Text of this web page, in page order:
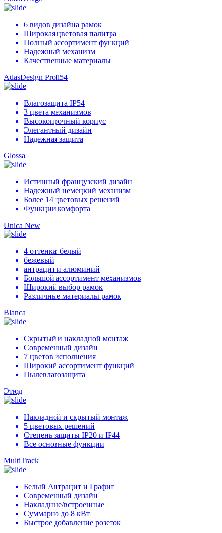
6 видов дизайна рамок
Широкая цветовая палитра
Полный ассортимент функций
Надежный механизм
Качественные материалы
AtlasDesign Profi54
Влагозащита IP54
3 цвета механизмов
Высокопрочный корпус
Элегантный дизайн
Надежная защита
Glossa
Истинный французский дизайн
Надежный немецкий механизм
Более 14 цветовых решений
Функции комфорта
Unica New
4 оттенка: белый
бежевый
антрацит и алюминий
Большой ассортимент механизмов
Широкий выбор рамок
Различные материалы рамок
Blanca
Скрытый и накладной монтаж
Современный дизайн
7 цветов исполнения
Широкий ассортимент функций
Пылевлагозащита
Этюд
Накладной и скрытый монтаж
5 цветовых решений
Степень защиты IP20 и IP44
Все основные функции
MultiTrack
Белый Антрацит и Графит
Современный дизайн
Накладные/встроенные
Суммарно до 8 кВт
Быстрое добавление розеток